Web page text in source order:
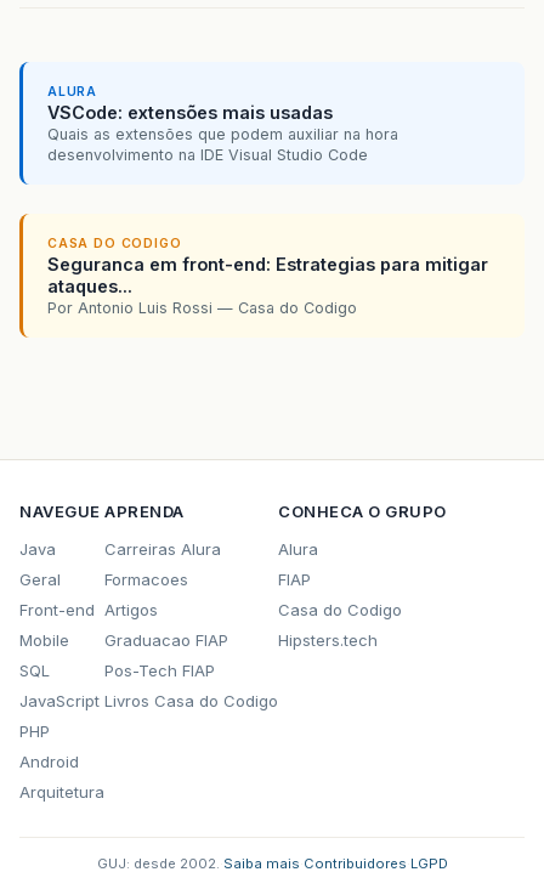
ALURA
VSCode: extensões mais usadas
Quais as extensões que podem auxiliar na hora
desenvolvimento na IDE Visual Studio Code
CASA DO CODIGO
Seguranca em front-end: Estrategias para mitigar
ataques...
Por Antonio Luis Rossi — Casa do Codigo
NAVEGUE
Java
Geral
Front-end
Mobile
SQL
JavaScript
PHP
Android
Arquitetura
APRENDA
Carreiras Alura
Formacoes
Artigos
Graduacao FIAP
Pos-Tech FIAP
Livros Casa do Codigo
CONHECA O GRUPO
Alura
FIAP
Casa do Codigo
Hipsters.tech
GUJ: desde 2002. Saiba mais Contribuidores LGPD